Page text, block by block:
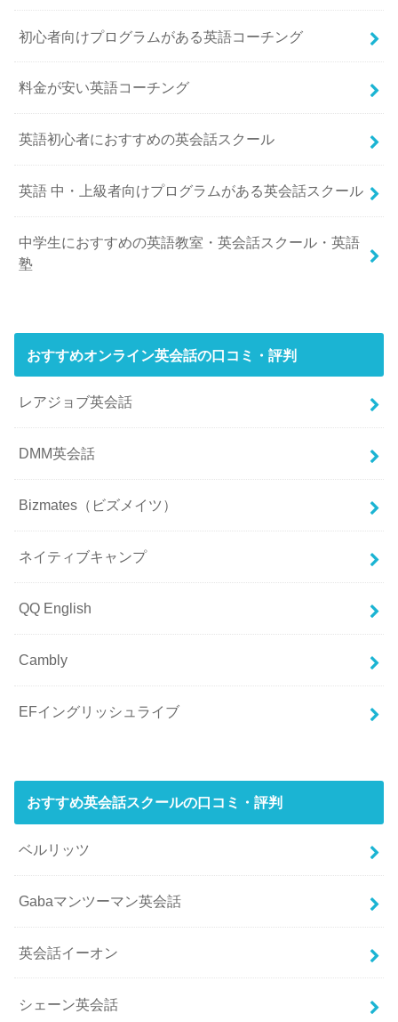
初心者向けプログラムがある英語コーチング
料金が安い英語コーチング
英語初心者におすすめの英会話スクール
英語 中・上級者向けプログラムがある英会話スクール
中学生におすすめの英語教室・英会話スクール・英語
塾
おすすめオンライン英会話の口コミ・評判
レアジョブ英会話
DMM英会話
Bizmates（ビズメイツ）
ネイティブキャンプ
QQ English
Cambly
EFイングリッシュライブ
おすすめ英会話スクールの口コミ・評判
ベルリッツ
Gabaマンツーマン英会話
英会話イーオン
シェーン英会話